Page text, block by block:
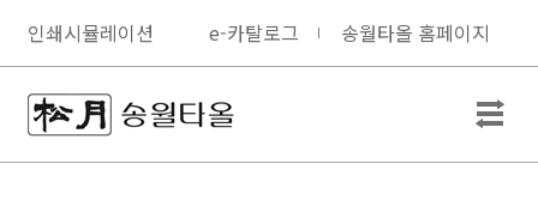
인쇄시뮬레이션 e-카탈로그 송월타올 홈페이지